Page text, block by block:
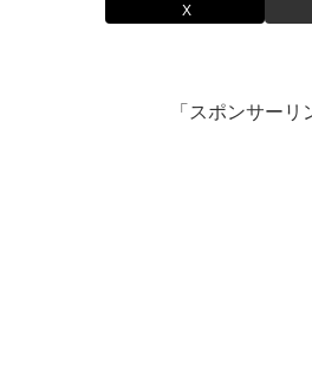
X
「スポンサーリ